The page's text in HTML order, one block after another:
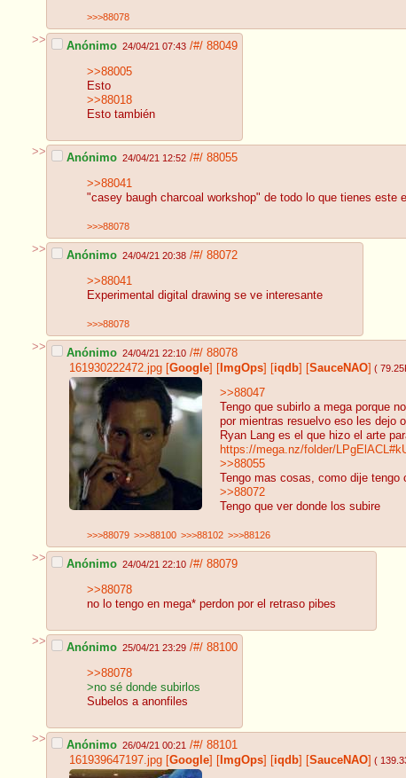
>>>88078
>> Anónimo 24/04/21 07:43 /#/ 88049
>>88005
Esto
>>88018
Esto también
>> Anónimo 24/04/21 12:52 /#/ 88055
>>88041
"casey baugh charcoal workshop" de todo lo que tienes este
>>>88078
>> Anónimo 24/04/21 20:38 /#/ 88072
>>88041
Experimental digital drawing se ve interesante
>>>88078
>> Anónimo 24/04/21 22:10 /#/ 88078
161930222472.jpg [Google] [ ImgOps] [iqdb] [SauceNAO] (
>>88047
Tengo que subirlo a mega porque
por mientras resuelvo eso les dejo
Ryan Lang es el que hizo el arte
https://mega.nz/folder/
>>88055
Tengo mas cosas, como dije
>>88072
Tengo que ver donde los subire
>>>88079 >>>88100 >>>88102 >>>88126
>> Anónimo 24/04/21 22:10 /#/ 88079
>>88078
no lo tengo en mega* perdon por el retraso pibes
>> Anónimo 25/04/21 23:29 /#/ 88100
>>88078
>no sé donde subirlos
Subelos a anonfiles
>> Anónimo 26/04/21 00:21 /#/ 88101
161939647197.jpg [Google] [ ImgOps] [iqdb] [SauceNAO] (